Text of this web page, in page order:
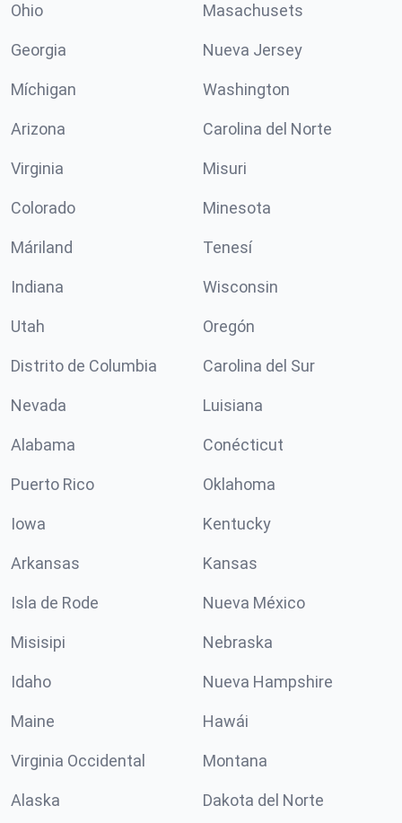
Ohio Masachusets
Georgia Nueva Jersey
Míchigan Washington
Arizona Carolina del Norte
Virginia Misuri
Colorado Minesota
Máriland Tenesí
Indiana Wisconsin
Utah Oregón
Distrito de Columbia Carolina del Sur
Nevada Luisiana
Alabama Conécticut
Puerto Rico Oklahoma
Iowa Kentucky
Arkansas Kansas
Isla de Rode Nueva México
Misisipi Nebraska
Idaho Nueva Hampshire
Maine Hawái
Virginia Occidental Montana
Alaska Dakota del Norte